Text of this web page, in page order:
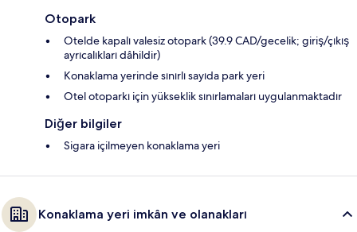
Otopark
Otelde kapalı valesiz otopark (39.9 CAD/gecelik; giriş/çıkış
ayrıcalıkları dâhildir)
Konaklama yerinde sınırlı sayıda park yeri
Otel otoparkı için yükseklik sınırlamaları uygulanmaktadır
Diğer bilgiler
Sigara içilmeyen konaklama yeri
Konaklama yeri imkân ve olanakları